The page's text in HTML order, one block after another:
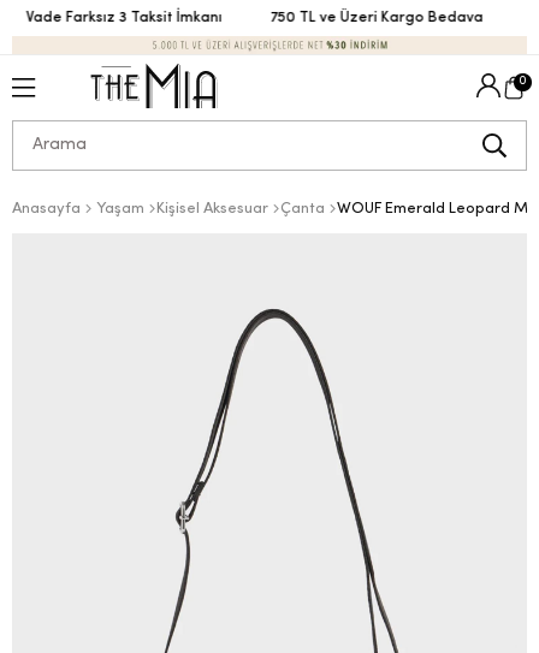
Vade Farksız 3 Taksit İmkanı 750 TL ve Üzeri Kargo Bedava
0
Anasayfa Yaşam Kişisel Aksesuar Çanta WOUF Emerald Leopard